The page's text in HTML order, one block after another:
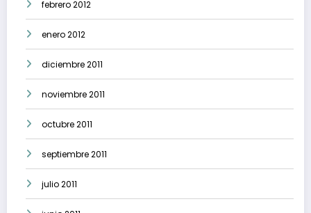
febrero 2012
enero 2012
diciembre 2011
noviembre 2011
octubre 2011
septiembre 2011
julio 2011